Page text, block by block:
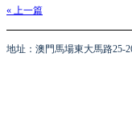
« 上一篇
地址：澳門馬場東大馬路25-